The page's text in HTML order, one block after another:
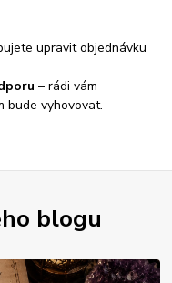
upravit objednávku
– rádi vám
bude vyhovovat.
blogu